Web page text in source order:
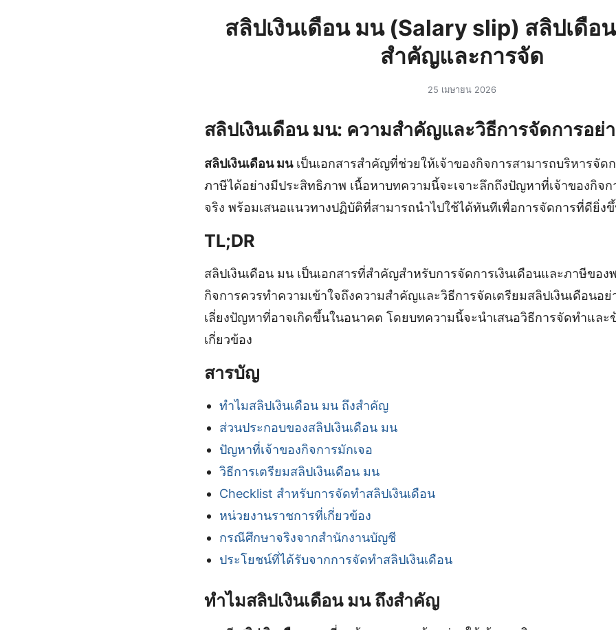
สลิปเงินเดือน มน (Salary slip) สลิปเดือ
สำคัญและการจัด
25 เมษายน 2026
สลิปเงินเดือน มน: ความสำคัญและวิธีการจัดการอย่
สลิปเงินเดือน มนเป็นเอกสารสำคัญที่ช่วยให้เจ้าของกิจการสามารถบริหารจัด
ภาษีได้อย่างมีประสิทธิภาพ เนื้อหาบทความนี้จะเจาะลึกถึงปัญหาที่เจ้าของกิจ
จริง พร้อมเสนอแนวทางปฏิบัติที่สามารถนำไปใช้ได้ทันทีเพื่อการจัดการที่ดียิ่ง
TL;DR
สลิปเงินเดือน มน เป็นเอกสารที่สำคัญสำหรับการจัดการเงินเดือนและภาษีของ
กิจการควรทำความเข้าใจถึงความสำคัญและวิธีการจัดเตรียมสลิปเงินเดือนอย่
เลี่ยงปัญหาที่อาจเกิดขึ้นในอนาคต โดยบทความนี้จะนำเสนอวิธีการจัดทำและ
เกี่ยวข้อง
สารบัญ
ทำไมสลิปเงินเดือน มน ถึงสำคัญ
ส่วนประกอบของสลิปเงินเดือน มน
ปัญหาที่เจ้าของกิจการมักเจอ
วิธีการเตรียมสลิปเงินเดือน มน
Checklist สำหรับการจัดทำสลิปเงินเดือน
หน่วยงานราชการที่เกี่ยวข้อง
กรณีศึกษาจริงจากสำนักงานบัญชี
ประโยชน์ที่ได้รับจากการจัดทำสลิปเงินเดือน
ทำไมสลิปเงินเดือน มน ถึงสำคัญ